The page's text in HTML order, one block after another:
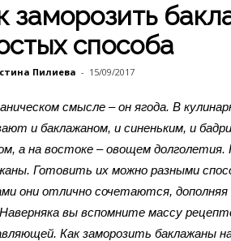
заморозить
способа
Пилиева - 15/09/2017
смысле – он ягода. В
и баклажаном, и синеньким, и
а на востоке – овощем долголетия.
Готовить их можно разными
они отлично сочетаются,
вы вспомните массу
Как заморозить баклажаны